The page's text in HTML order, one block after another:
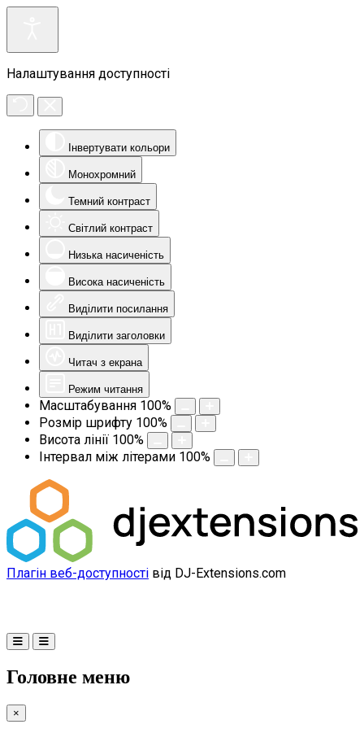
Налаштування доступності
Інвертувати кольори
Монохромний
Темний контраст
Світлий контраст
Низька насиченість
Висока насиченість
Виділити посилання
Виділити заголовки
Читач з екрана
Режим читання
Масштабування 100%
Розмір шрифту 100%
Висота лінії 100%
Інтервал між літерами 100%
Плагін веб-доступності від DJ-Extensions.com
Головне меню
×